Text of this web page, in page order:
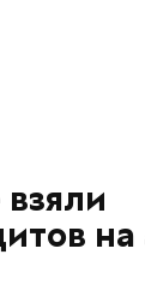
взяли